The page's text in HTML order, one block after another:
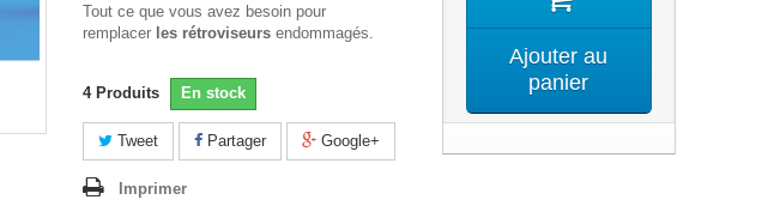
Tout ce que vous avez besoin pour
remplacer les rétroviseurs endommagés.
4 Produits En stock
Tweet Partager Google+
Imprimer
Ajouter au
panier